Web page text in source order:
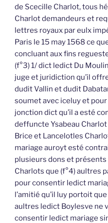
de Scecille Charlot, tous
Charlot demandeurs et
lettres royaux par eulx
Paris le 15 may 1568 ce
concluant aux fins
(f°3) 1/ dict ledict Du
juge et juridiction qu’il
dudit Vallin et dudit
soumet avec iceluy et
jonction dict qu’il a esté
deffuncte Ysabeau
Brice et Lancelotles
mariage auroyt esté
plusieurs dons et
Charlots que (f°4) aultres
pour consentir ledict
l’amitié qu’il luy portoit
aultres ledict Boylesve ne
consentir ledict mariage